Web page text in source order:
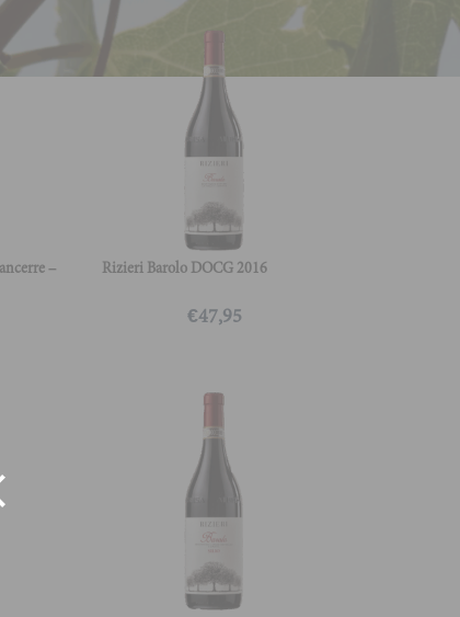
–
Rizieri Barolo DOCG 2016
€47,95